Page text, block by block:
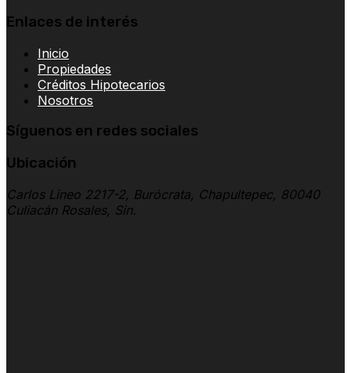
Enlaces de interés
Inicio
Propiedades
Créditos Hipotecarios
Nosotros
Síguenos en redes sociales
Ubicación
Carlos Lineo 2217-2, Burócrata, Chapultepec, 80040
Culiacán Rosales, Sin.